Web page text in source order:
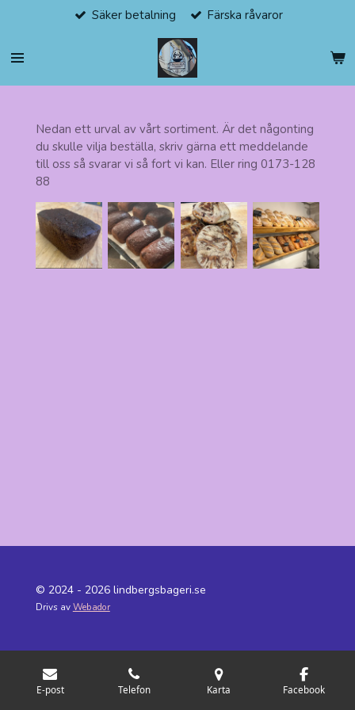
huvudinnehållet
Säker betalning Färska råvaror
Nedan ett urval av vårt sortiment. Är det någonting
du skulle vilja beställa, skriv gärna ett meddelande
till oss så svarar vi så fort vi kan. Eller ring 0173-128
88
© 2024 - 2026 lindbergsbageri.se
Drivs avWebador
E-post Telefon Karta Facebook